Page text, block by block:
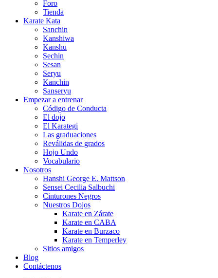
Foro
Tienda
Karate Kata
Sanchin
Kanshiwa
Kanshu
Sechin
Sesan
Seryu
Kanchin
Sanseryu
Empezar a entrenar
Código de Conducta
El dojo
El Karategi
Las graduaciones
Reválidas de grados
Hojo Undo
Vocabulario
Nosotros
Hanshi George E. Mattson
Sensei Cecilia Salbuchi
Cinturones Negros
Nuestros Dojos
Karate en Zárate
Karate en CABA
Karate en Burzaco
Karate en Temperley
Sitios amigos
Blog
Contáctenos